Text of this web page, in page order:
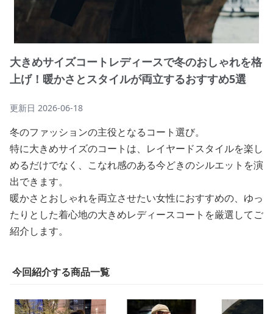
大きめサイズコートレディースで冬のおしゃれを格
上げ！暖かさとスタイルが両立するおすすめ5選
更新日 2026-06-18
冬のファッションの主役となるコート選び。
特に大きめサイズのコートは、レイヤードスタイルを楽し
めるだけでなく、こなれ感のある今どきのシルエットを演
出できます。
暖かさとおしゃれを両立させたい女性におすすめの、ゆっ
たりとした着心地の大きめレディースコートを厳選してご
紹介します。
今回紹介する商品一覧